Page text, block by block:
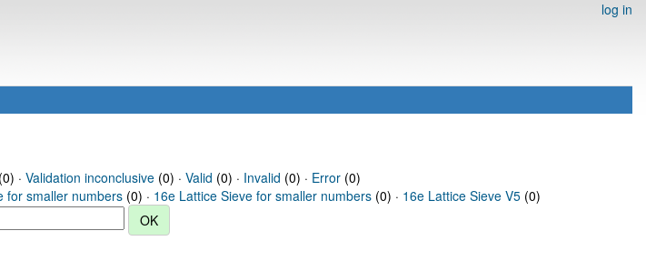
log in
(0) · Validation inconclusive(0) · Valid (0) · Invalid (0) · Error(0)
for smaller numbers (0) · 16e Lattice Sieve for smaller numbers (0) · 16e Lattice Sieve V5 (0)